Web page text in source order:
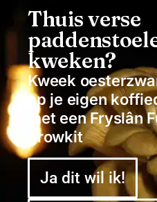
Thuis verse
kweken?
Kweek
op je eigen
met een Fryslân
growkit
Ja dit wil ik!